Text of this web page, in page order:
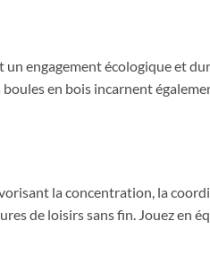
engagement écologique et
en bois incarnent
la concentration, la
de loisirs sans fin. Jouez en